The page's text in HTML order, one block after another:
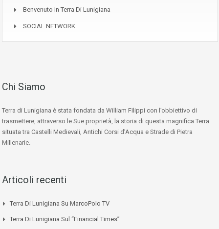
Benvenuto In Terra Di Lunigiana
SOCIAL NETWORK
Chi Siamo
Terra di Lunigiana è stata fondata da William Filippi con l’obbiettivo di
trasmettere, attraverso le Sue proprietà, la storia di questa magnifica Terra
situata tra Castelli Medievali, Antichi Corsi d’Acqua e Strade di Pietra
Millenarie.
Articoli recenti
Terra Di Lunigiana Su MarcoPolo TV
Terra Di Lunigiana Sul “Financial Times”